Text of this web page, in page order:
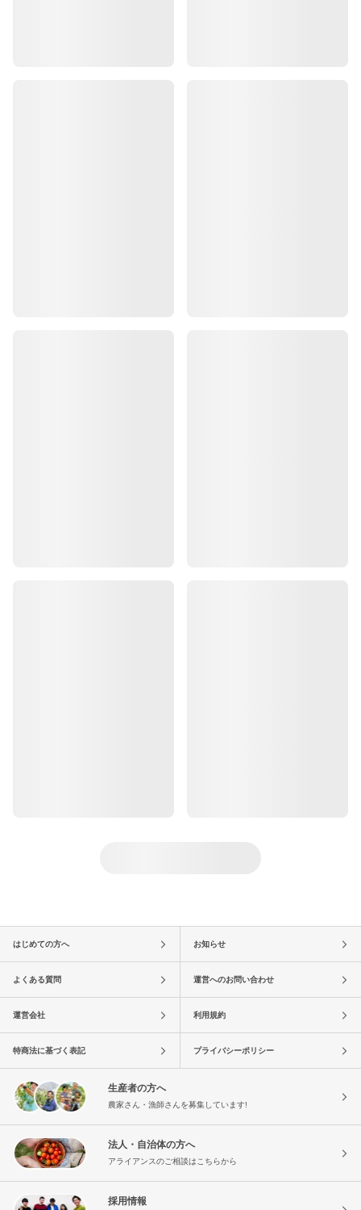
はじめての方へ お知らせ
よくある質問 運営へのお問い合わせ
運営会社 利用規約
特商法に基づく表記 プライバシーポリシー
生産者の方へ
農家さん・漁師さんを募集しています!
法人・自治体の方へ
アライアンスのご相談はこちらから
採用情報